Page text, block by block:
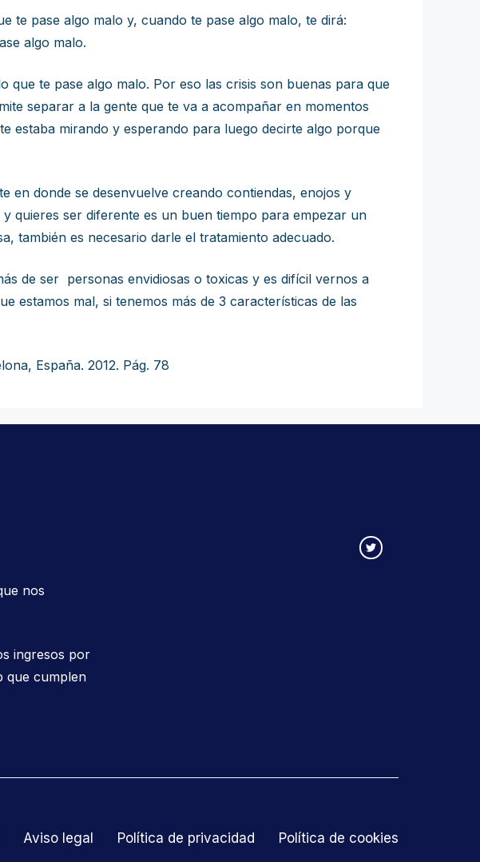
te pase algo malo y, cuando te pase algo malo, te dirá:
algo malo.
te pase algo malo. Por eso las crisis son buenas para que
separar a la gente que te va a acompañar en momentos
estaba mirando y esperando para luego decirte algo porque
en donde se desenvuelve creando contiendas, enojos y
quieres ser diferente es un buen tiempo para empezar un
también es necesario darle el tratamiento adecuado.
de ser personas envidiosas o toxicas y es difícil vernos a
estamos mal, si tenemos más de 3 características de las
España. 2012. Pág. 78
nos
ingresos por
que cumplen
Aviso legal Política de privacidad Política de cookies